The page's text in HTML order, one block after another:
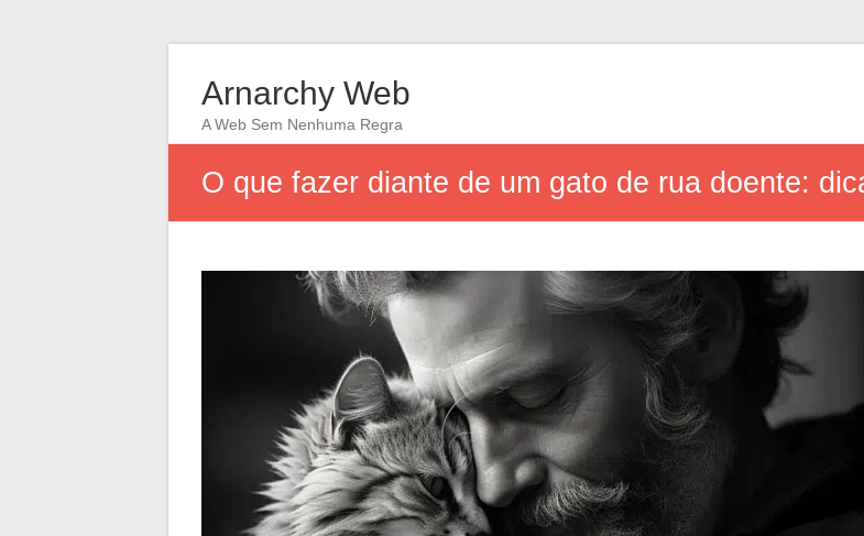
Arnarchy Web
A Web Sem Nenhuma Regra
O que fazer diante de um gato de rua doente: